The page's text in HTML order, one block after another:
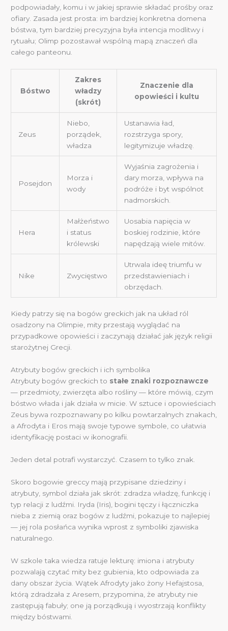
podpowiadały, komu i w jakiej sprawie składać prośby oraz
ofiary. Zasada jest prosta: im bardziej konkretna domena
bóstwa, tym bardziej precyzyjna była intencja modlitwy i
rytuału; Olimp pozostawał wspólną mapą znaczeń dla
całego panteonu.
Bóstwo
Zakres
władzy
(skrót)
Znaczenie dla
opowieści i kultu
Zeus
Niebo,
porządek,
władza
Ustanawia ład,
rozstrzyga spory,
legitymizuje władzę.
Posejdon
Morza i
wody
Wyjaśnia zagrożenia i
dary morza, wpływa na
podróże i byt wspólnot
nadmorskich.
Hera
Małżeństwo
i status
królewski
Uosabia napięcia w
boskiej rodzinie, które
napędzają wiele mitów.
Nike Zwycięstwo
Utrwala ideę triumfu w
przedstawieniach i
obrzędach.
Kiedy patrzy się na bogów greckich jak na układ ról
osadzony na Olimpie, mity przestają wyglądać na
przypadkowe opowieści i zaczynają działać jak język religii
starożytnej Grecji.
Atrybuty bogów greckich i ich symbolika
Atrybuty bogów greckich to stałe znaki rozpoznawcze
— przedmioty, zwierzęta albo rośliny — które mówią, czym
bóstwo włada i jak działa w micie. W sztuce i opowieściach
Zeus bywa rozpoznawany po kilku powtarzalnych znakach,
a Afrodyta i Eros mają swoje typowe symbole, co ułatwia
identyfikację postaci w ikonografii.
Jeden detal potrafi wystarczyć. Czasem to tylko znak.
Skoro bogowie greccy mają przypisane dziedziny i
atrybuty, symbol działa jak skrót: zdradza władzę, funkcję i
typ relacji z ludźmi. Iryda (Iris), bogini tęczy i łączniczka
nieba z ziemią oraz bogów z ludźmi, pokazuje to najlepiej
— jej rola posłańca wynika wprost z symboliki zjawiska
naturalnego.
W szkole taka wiedza ratuje lekturę: imiona i atrybuty
pozwalają czytać mity bez gubienia, kto odpowiada za
dany obszar życia. Wątek Afrodyty jako żony Hefajstosa,
którą zdradzała z Aresem, przypomina, że atrybuty nie
zastępują fabuły; one ją porządkują i wyostrzają konflikty
między bóstwami.